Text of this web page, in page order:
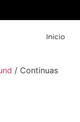
Inicio
/ Continuas